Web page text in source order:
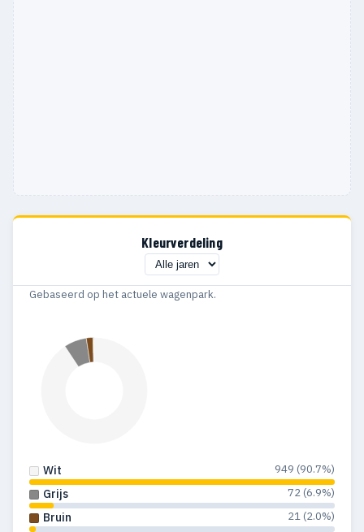
Kleurverdeling
Gebaseerd op het actuele wagenpark.
Wit 949 (90.7%)
Grijs 72 (6.9%)
Bruin 21 (2.0%)